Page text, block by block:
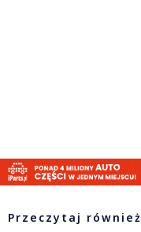
Przeczytaj również